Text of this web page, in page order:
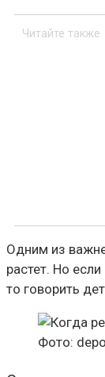
Читайте также
Одним из
растет. Но
то говорить
Фото: